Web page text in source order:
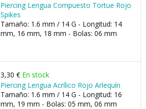
Piercing Lengua Compuesto Tortue Rojo
Spikes
Tamaño: 1.6 mm / 14 G - Longitud: 14
mm, 16 mm, 18 mm - Bolas: 06 mm
3,30 € En stock
Piercing Lengua Acrílico Rojo Arlequín
Tamaño: 1.6 mm / 14 G - Longitud: 16
mm, 19 mm - Bolas: 05 mm, 06 mm